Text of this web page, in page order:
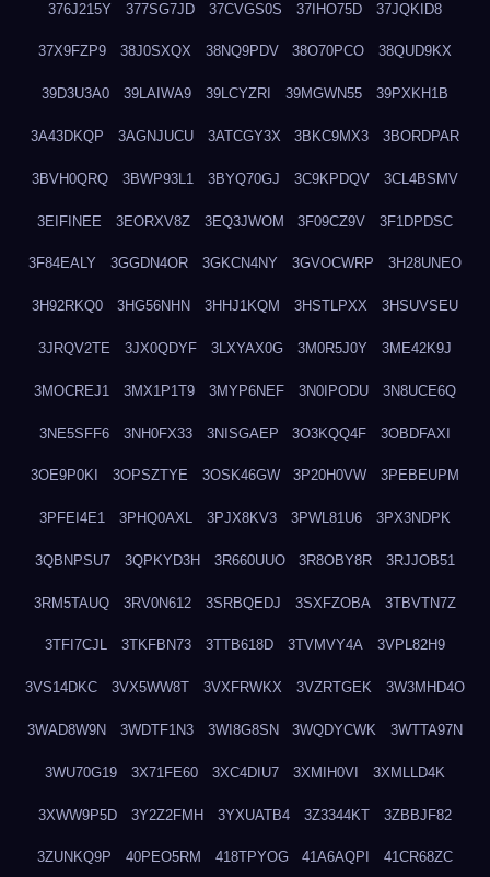
376J215Y 377SG7JD 37CVGS0S 37IHO75D 37JQKID8
37X9FZP9 38J0SXQX 38NQ9PDV 38O70PCO 38QUD9KX
39D3U3A0 39LAIWA9 39LCYZRI 39MGWN55 39PXKH1B
3A43DKQP 3AGNJUCU 3ATCGY3X 3BKC9MX3 3BORDPAR
3BVH0QRQ 3BWP93L1 3BYQ70GJ 3C9KPDQV 3CL4BSMV
3EIFINEE 3EORXV8Z 3EQ3JWOM 3F09CZ9V 3F1DPDSC
3F84EALY 3GGDN4OR 3GKCN4NY 3GVOCWRP 3H28UNEO
3H92RKQ0 3HG56NHN 3HHJ1KQM 3HSTLPXX 3HSUVSEU
3JRQV2TE 3JX0QDYF 3LXYAX0G 3M0R5J0Y 3ME42K9J
3MOCREJ1 3MX1P1T9 3MYP6NEF 3N0IPODU 3N8UCE6Q
3NE5SFF6 3NH0FX33 3NISGAEP 3O3KQQ4F 3OBDFAXI
3OE9P0KI 3OPSZTYE 3OSK46GW 3P20H0VW 3PEBEUPM
3PFEI4E1 3PHQ0AXL 3PJX8KV3 3PWL81U6 3PX3NDPK
3QBNPSU7 3QPKYD3H 3R660UUO 3R8OBY8R 3RJJOB51
3RM5TAUQ 3RV0N612 3SRBQEDJ 3SXFZOBA 3TBVTN7Z
3TFI7CJL 3TKFBN73 3TTB618D 3TVMVY4A 3VPL82H9
3VS14DKC 3VX5WW8T 3VXFRWKX 3VZRTGEK 3W3MHD4O
3WAD8W9N 3WDTF1N3 3WI8G8SN 3WQDYCWK 3WTTA97N
3WU70G19 3X71FE60 3XC4DIU7 3XMIH0VI 3XMLLD4K
3XWW9P5D 3Y2Z2FMH 3YXUATB4 3Z3344KT 3ZBBJF82
3ZUNKQ9P 40PEO5RM 418TPYOG 41A6AQPI 41CR68ZC